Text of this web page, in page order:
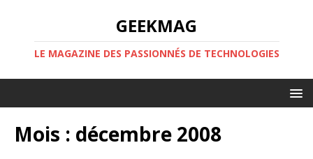
GEEKMAG
LE MAGAZINE DES PASSIONNÉS DE TECHNOLOGIES
Mois : décembre 2008